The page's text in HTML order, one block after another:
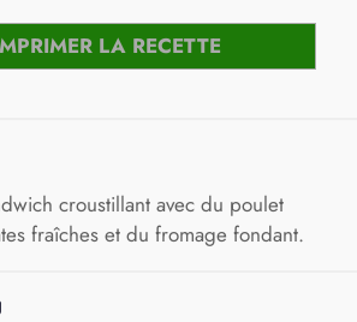
LA RECETTE
croustillant avec du poulet
fraîches et du fromage fondant.